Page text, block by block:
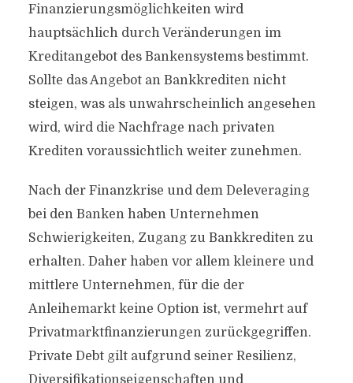
Finanzierungsmöglichkeiten wird
hauptsächlich durch Veränderungen im
Kreditangebot des Bankensystems bestimmt.
Sollte das Angebot an Bankkrediten nicht
steigen, was als unwahrscheinlich angesehen
wird, wird die Nachfrage nach privaten
Krediten voraussichtlich weiter zunehmen.
Nach der Finanzkrise und dem Deleveraging
bei den Banken haben Unternehmen
Schwierigkeiten, Zugang zu Bankkrediten zu
erhalten. Daher haben vor allem kleinere und
mittlere Unternehmen, für die der
Anleihemarkt keine Option ist, vermehrt auf
Privatmarktfinanzierungen zurückgegriffen.
Private Debt gilt aufgrund seiner Resilienz,
Diversifikationseigenschaften und